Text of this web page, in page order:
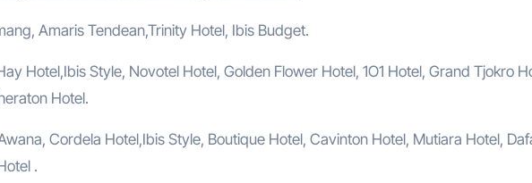
Amaris Tendean,Trinity Hotel, Ibis Budget.
Hotel,Ibis Style, Novotel Hotel, Golden Flower Hotel, 1O1 Hotel, Grand Tjokro
Hotel.
Cordela Hotel,Ibis Style, Boutique Hotel, Cavinton Hotel, Mutiara Hotel,
.